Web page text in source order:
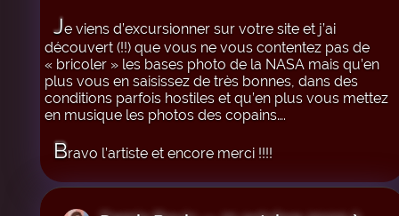
Je viens d’excursionner sur votre site et j’ai
découvert (!!) que vous ne vous contentez pas de
« bricoler » les bases photo de la NASA mais qu’en
plus vous en saisissez de très bonnes, dans des
conditions parfois hostiles et qu’en plus vous mettez
en musique les photos des copains….
Bravo l’artiste et encore merci !!!!